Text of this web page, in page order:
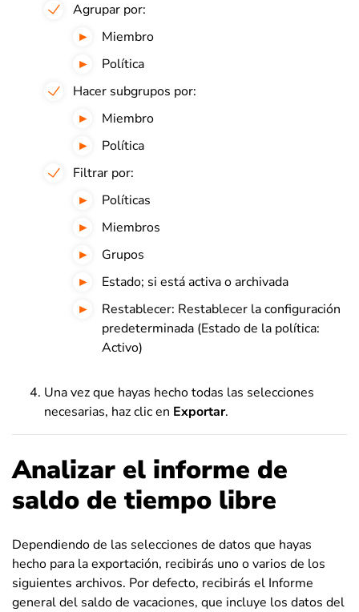
Agrupar por:
Miembro
Política
Hacer subgrupos por:
Miembro
Política
Filtrar por:
Políticas
Miembros
Grupos
Estado; si está activa o archivada
Restablecer: Restablecer la configuración
predeterminada (Estado de la política:
Activo)
Una vez que hayas hecho todas las selecciones
necesarias, haz clic en Exportar.
Analizar el informe de
saldo de tiempo libre
Dependiendo de las selecciones de datos que hayas
hecho para la exportación, recibirás uno o varios de los
siguientes archivos. Por defecto, recibirás el Informe
general del saldo de vacaciones, que incluye los datos del